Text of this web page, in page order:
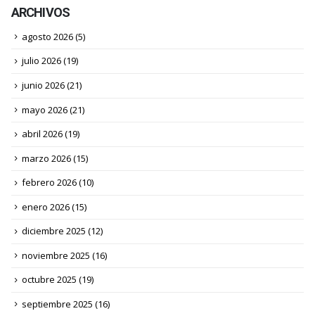
ARCHIVOS
agosto 2026(5)
julio 2026(19)
junio 2026(21)
mayo 2026(21)
abril 2026(19)
marzo 2026(15)
febrero 2026(10)
enero 2026(15)
diciembre 2025 (12)
noviembre 2025 (16)
octubre 2025 (19)
septiembre 2025 (16)